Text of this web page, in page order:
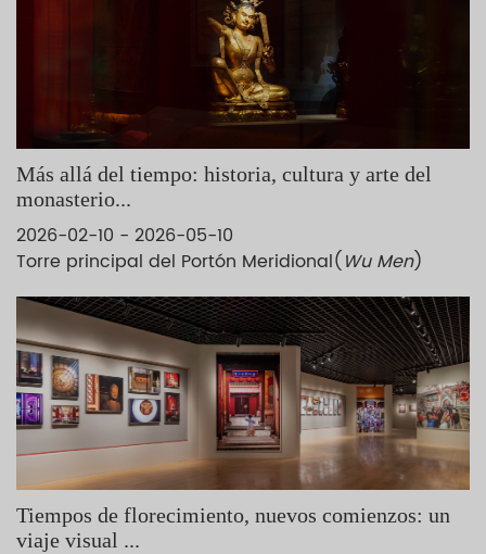
serpenteantes bajo la sombra de árboles centenarios, el
público puede experimentar en persona el principio estético
chino basado en la “creación humana que parece obra de
la naturaleza”, apreciando así los logros excepcionales de la
arquitectura, el paisajismo y las artes decorativas del siglo
XVIII en China.
Más allá del tiempo: historia, cultura y arte del
monasterio...
2026-02-10 - 2026-05-10
Torre principal del Portón Meridional(Wu Men)
Tiempos de florecimiento, nuevos comienzos: un
viaje visual ...